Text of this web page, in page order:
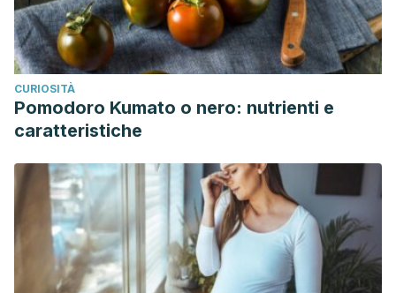
CURIOSITÀ
Pomodoro Kumato o nero: nutrienti e
caratteristiche